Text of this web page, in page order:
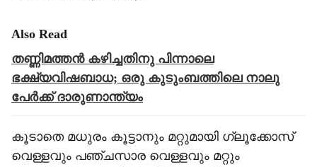
Also Read
തണ്ണിമത്തൻ കഴിച്ചതിനു പിന്നാലെ
ഭക്ഷ്യവിഷബാധ; ഒരു കുടുംബത്തിലെ നാലു
പേർക്ക് ദാരുണാന്ത്യം
കൂടാതെ മധുരം കൂട്ടാനും മറ്റുമായി ഗ്ലൂക്കോസ്
വെള്ളവും പഞ്ചസാര വെള്ളവും മറ്റും